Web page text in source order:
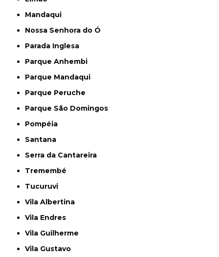
Mandaqui
Nossa Senhora do Ó
Parada Inglesa
Parque Anhembi
Parque Mandaqui
Parque Peruche
Parque São Domingos
Pompéia
Santana
Serra da Cantareira
Tremembé
Tucuruvi
Vila Albertina
Vila Endres
Vila Guilherme
Vila Gustavo